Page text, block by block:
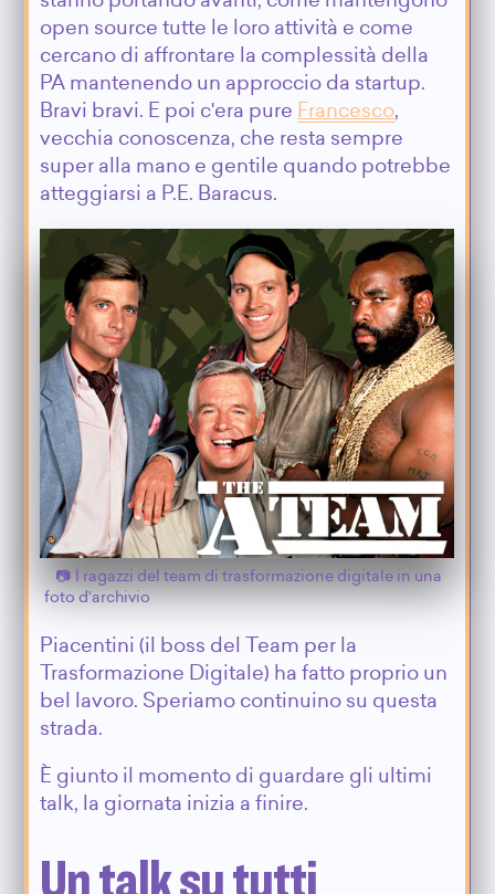
open source tutte le loro attività e come
cercano di affrontare la complessità della
PA mantenendo un approccio da startup.
Bravi bravi. E poi c'era pure Francesco,
vecchia conoscenza, che resta sempre
super alla mano e gentile quando potrebbe
atteggiarsi a P.E. Baracus.
I ragazzi del team di trasformazione digitale in una
foto d'archivio
Piacentini (il boss del Team per la
Trasformazione Digitale) ha fatto proprio un
bel lavoro. Speriamo continuino su questa
strada.
È giunto il momento di guardare gli ultimi
talk, la giornata inizia a finire.
Un talk su tutti